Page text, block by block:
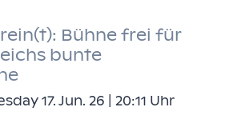
Bühne frei für
bunte
17. Jun. 26 | 20:11 Uhr